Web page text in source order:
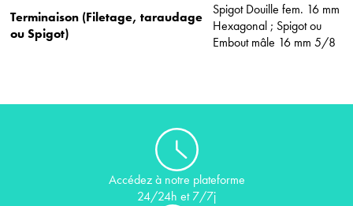
Terminaison (Filetage, taraudage
ou Spigot)
Spigot Douille fem. 16 mm
Hexagonal ; Spigot ou
Embout mâle 16 mm 5/8
Accédez à notre plateforme
24/24h et 7/7j